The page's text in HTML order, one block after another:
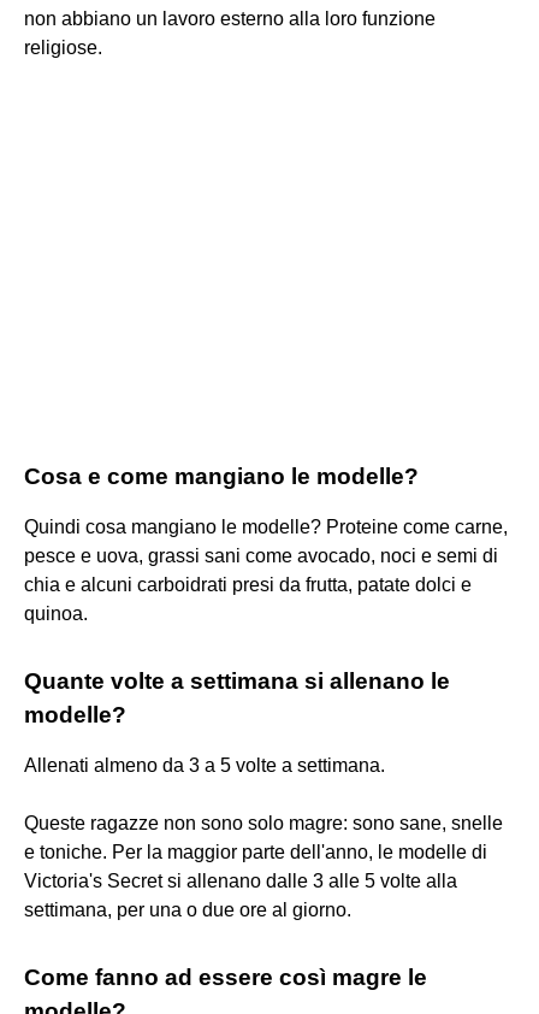
non abbiano un lavoro esterno alla loro funzione
religiose.
Cosa e come mangiano le modelle?
Quindi cosa mangiano le modelle? Proteine come carne,
pesce e uova, grassi sani come avocado, noci e semi di
chia e alcuni carboidrati presi da frutta, patate dolci e
quinoa.
Quante volte a settimana si allenano le
modelle?
Allenati almeno da 3 a 5 volte a settimana.
Queste ragazze non sono solo magre: sono sane, snelle
e toniche. Per la maggior parte dell'anno, le modelle di
Victoria's Secret si allenano dalle 3 alle 5 volte alla
settimana, per una o due ore al giorno.
Come fanno ad essere così magre le